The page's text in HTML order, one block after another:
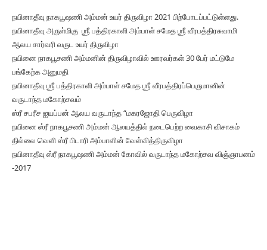
நயினாதீவு நாகபூஷணி அம்மன் உயர் திருவிழா 2021 பிற்போடப்பட்டுள்ளது.
நயினாதீவு அருள்மிகு ஶ்ரீ பத்திரகாளி அம்பாள் சமேத ஶ்ரீ வீரபத்திரசுவாமி
ஆலய சார்வரி வருட உயர் திருவிழா
நயினை நாகபூசணி அம்மனின் திருவிழாவில் ஊரவர்கள் 30 பேர் மட்டுமே
பங்கேற்க அனுமதி
நயினாதீவு ஶ்ரீ பத்திரகாளி அம்பாள் சமேத ஶ்ரீ வீரபத்திரப்பெருமானின்
வருடாந்த மகோற்சவம்
ஸ்ரீ சபரீச ஐயப்பன் ஆலய வருடாந்த “மகரஜோதி பெருவிழா
நயினை ஸ்ரீ நாகபூசணி அம்மன் ஆலயத்தில் நடைபெற்ற வைகாசி விசாகம்
தில்லை வெளி ஸ்ரீ பிடாரி அம்பாளின் வேள்வித்திருவிழா
நயினாதீவு ஸ்ரீ நாகபூஷணி அம்மன் கோவில் வருடாந்த மகோற்சவ விஞ்ஞாபனம்
-2017